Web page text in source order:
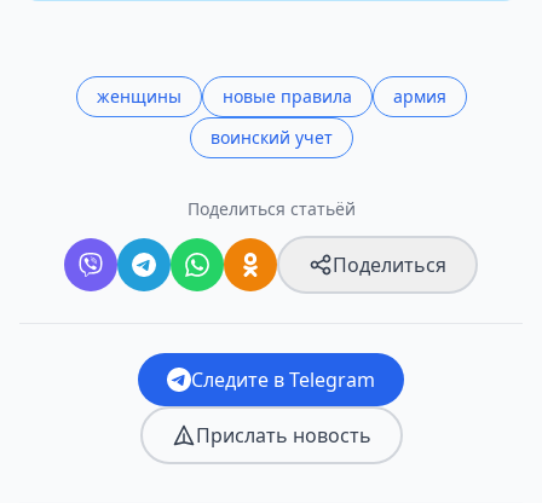
женщины новые правила
армия
воинский учет
Поделиться статьёй
Поделиться
Следите в Telegram
Прислать новость